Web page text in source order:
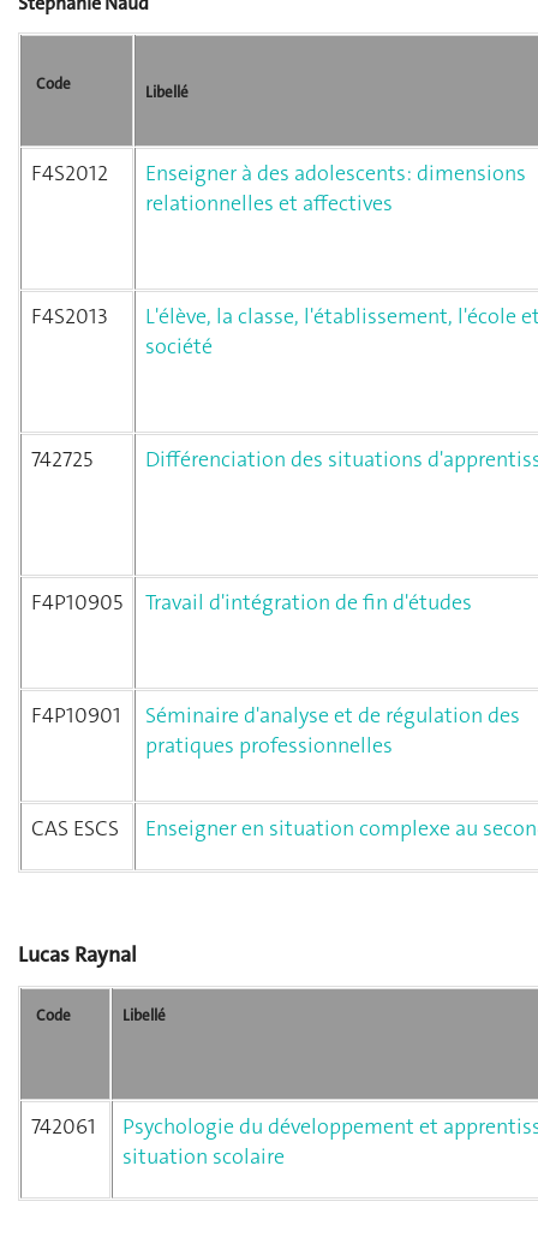
Code Libellé
F4S2012
Enseigner à des adolescents: dimensions
relationnelles et affectives
F4S2013
L'élève, la classe, l'établissement, l'école
société
742725 Différenciation des situations
F4P10905 Travail d'intégration de fin d'études
F4P10901
Séminaire d'analyse et de régulation des
pratiques professionnelles
CAS ESCS Enseigner en situation complexe au
Lucas Raynal
Code Libellé
742061
Psychologie du développement et
situation scolaire